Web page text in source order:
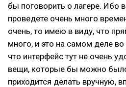
бы поговорить о лагере. Ибо
проведете очень много
очень, то имею в виду, что
много, и это на самом деле
что интерфейс тут не очень
вещи, которые бы можно
приходится делать вручную,